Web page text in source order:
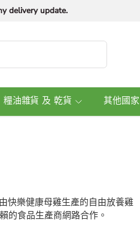
delivery update.
糧油雜貨 及 乾貨 其他國家
快樂健康母雞生產的自由放養雞
的食品生產商網路合作。